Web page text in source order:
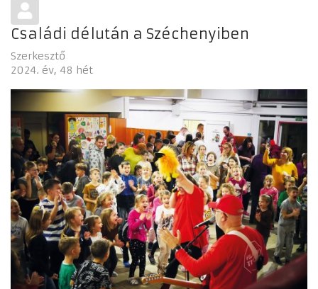
Családi délután a Széchenyiben
Szerkesztő
2024. év 48 hét